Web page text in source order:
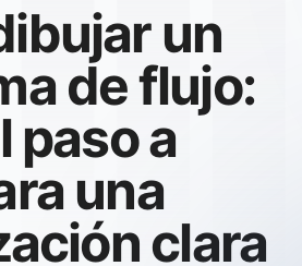
un
de flujo:
paso a
una
clara